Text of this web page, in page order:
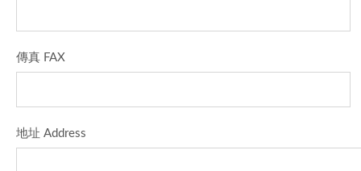
傳真 FAX
地址 Address